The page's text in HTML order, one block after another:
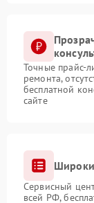
Точные прайс-
ремонта,
бесплатной
сайте
Сервисный
всей РФ,